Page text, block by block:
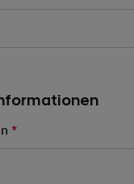
Form New
*